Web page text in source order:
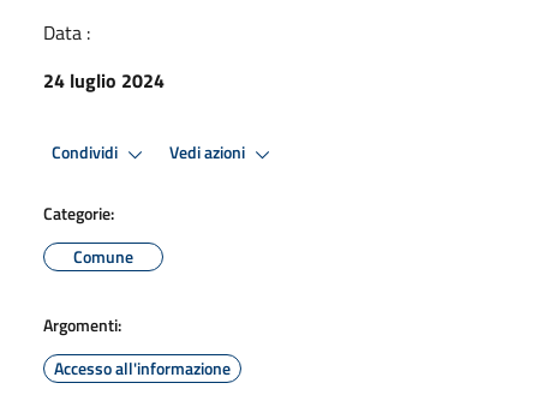
Data :
24 luglio 2024
Condividi Vedi azioni
Categorie:
Comune
Argomenti:
Accesso all'informazione